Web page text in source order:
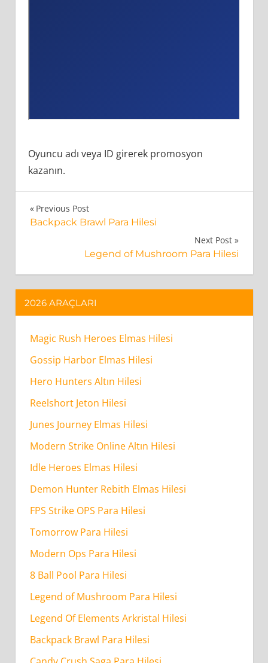
Oyuncu adı veya ID girerek promosyon
kazanın.
Legend
Of
Hilesi
Nasıl
Çalışır?
Legend
Of
Hilesi
Güvenilirmi?
Of
Elements
Arkristal
Hilesi
Kadar
Sürede
Tamamlanır?
Yazı
Previous Post
Backpack Brawl Para Hilesi
Next Post
Legend of Mushroom Para Hilesi
2026 ARAÇLARI
Magic Rush Heroes Elmas Hilesi
Gossip Harbor Elmas Hilesi
Hero Hunters Altın Hilesi
Reelshort Jeton Hilesi
Junes Journey Elmas Hilesi
Modern Strike Online Altın Hilesi
Idle Heroes Elmas Hilesi
Demon Hunter Rebith Elmas Hilesi
FPS Strike OPS Para Hilesi
Tomorrow Para Hilesi
Modern Ops Para Hilesi
8 Ball Pool Para Hilesi
Legend of Mushroom Para Hilesi
Legend Of Elements Arkristal Hilesi
Backpack Brawl Para Hilesi